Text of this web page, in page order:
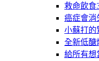
救命飲食
癌症會消
小蘇打的
全新低醣
給所有想